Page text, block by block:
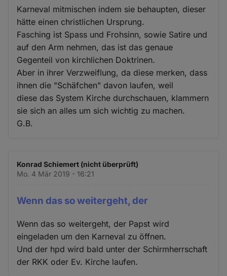
Karneval mitmischen indem sie behaupten, dieser
hätte einen christlichen Ursprung.
Fasching ist Spass und Frohsinn, sowie Satire und
auf den Arm nehmen, das ist das genaue
Gegenteil von kirchlichen Doktrinen.
Aber in ihrer Verzweiflung, da diese merken, dass
ihnen die "Schäfchen" davon laufen, weil
diese das System Kirche durchschauen, klammern
sie sich an alles um sich wichtig zu machen.
G.B.
Konrad Schiemert (nicht überprüft)
Mo. 4 Mär 2019 - 16:21
Wenn das so weitergeht, der
Wenn das so weitergeht, der Papst wird
eingeladen um den Karneval zu öffnen.
Und der hpd wird bald unter der Schirmherrschaft
der RKK oder Ev. Kirche laufen.